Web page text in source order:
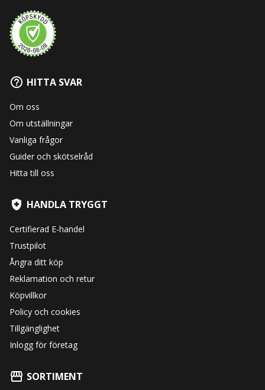
HITTA SVAR
Om oss
Om utställningar
Vanliga frågor
Guider och skötselråd
Hitta till oss
HANDLA TRYGGT
Certifierad E-handel
Trustpilot
Ångra ditt köp
Reklamation och retur
Köpvillkor
Policy och cookies
Tillgänglighet
Inlogg för företag
SORTIMENT